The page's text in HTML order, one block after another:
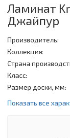
Ламинат
Джайпур
Производитель:
Коллекция:
Страна
Класс:
Размер доски, мм:
Показать все